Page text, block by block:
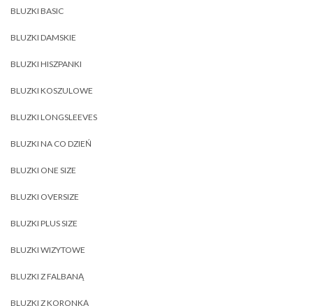
BLUZKI BASIC
BLUZKI DAMSKIE
BLUZKI HISZPANKI
BLUZKI KOSZULOWE
BLUZKI LONGSLEEVES
BLUZKI NA CO DZIEŃ
BLUZKI ONE SIZE
BLUZKI OVERSIZE
BLUZKI PLUS SIZE
BLUZKI WIZYTOWE
BLUZKI Z FALBANĄ
BLUZKI Z KORONKĄ